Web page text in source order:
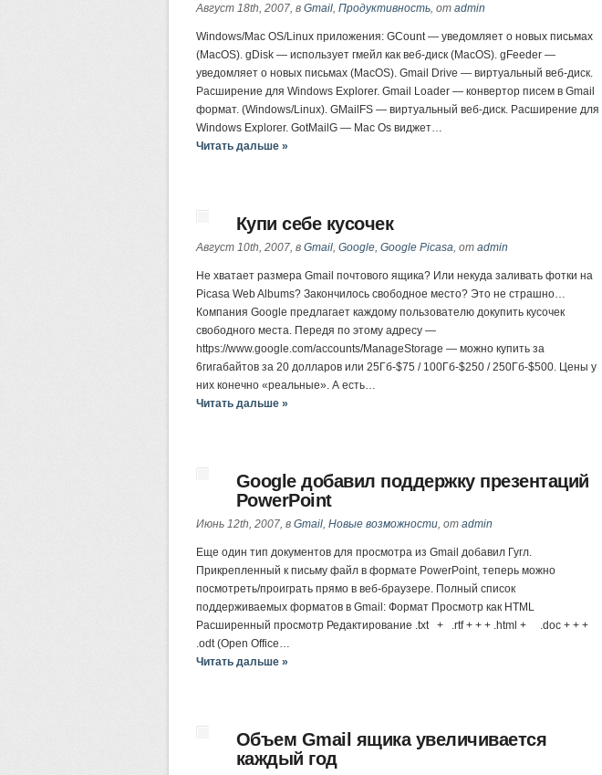
Август 18th, 2007, в Gmail, Продуктивность, от admin
Windows/Mac OS/Linux приложения: GCount — уведомляет о новых письмах
(MacOS). gDisk — использует гмейл как веб-диск (MacOS). gFeeder —
уведомляет о новых письмах (MacOS). Gmail Drive — виртуальный веб-диск.
Расширение для Windows Explorer. Gmail Loader — конвертор писем в Gmail
формат. (Windows/Linux). GMailFS — виртуальный веб-диск. Расширение для
Windows Explorer. GotMailG — Mac Os виджет…
Читать дальше »
Купи себе кусочек
Август 10th, 2007, в Gmail, Google, Google Picasa, от admin
Не хватает размера Gmail почтового ящика? Или некуда заливать фотки на
Picasa Web Albums? Закончилось свободное место? Это не страшно…
Компания Google предлагает каждому пользователю докупить кусочек
свободного места. Передя по этому адресу —
https://www.google.com/accounts/ManageStorage — можно купить за
6гигабайтов за 20 долларов или 25Гб-$75 / 100Гб-$250 / 250Гб-$500. Цены у
них конечно «реальные». А есть…
Читать дальше »
Google добавил поддержку презентаций
PowerPoint
Июнь 12th, 2007, в Gmail, Новые возможности, от admin
Еще один тип документов для просмотра из Gmail добавил Гугл.
Прикрепленный к письму файл в формате PowerPoint, теперь можно
посмотреть/проиграть прямо в веб-браузере. Полный список
поддерживаемых форматов в Gmail: Формат Просмотр как HTML
Расширенный просмотр Редактирование .txt + .rtf + + + .html + .doc + + +
.odt (Open Office…
Читать дальше »
Объем Gmail ящика увеличивается
каждый год